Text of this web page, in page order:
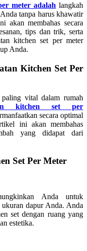
meter adalah langkah
tanpa harus khawatir
akan membahas secara
tips dan trik, serta
kitchen set per meter
Anda.
Kitchen Set Per
vital dalam rumah
kitchen set per
secara optimal
ini akan membahas
yang didapat dari
Set Per Meter
Anda untuk
ukuran dapur Anda. Anda
set dengan ruang yang
estetika.